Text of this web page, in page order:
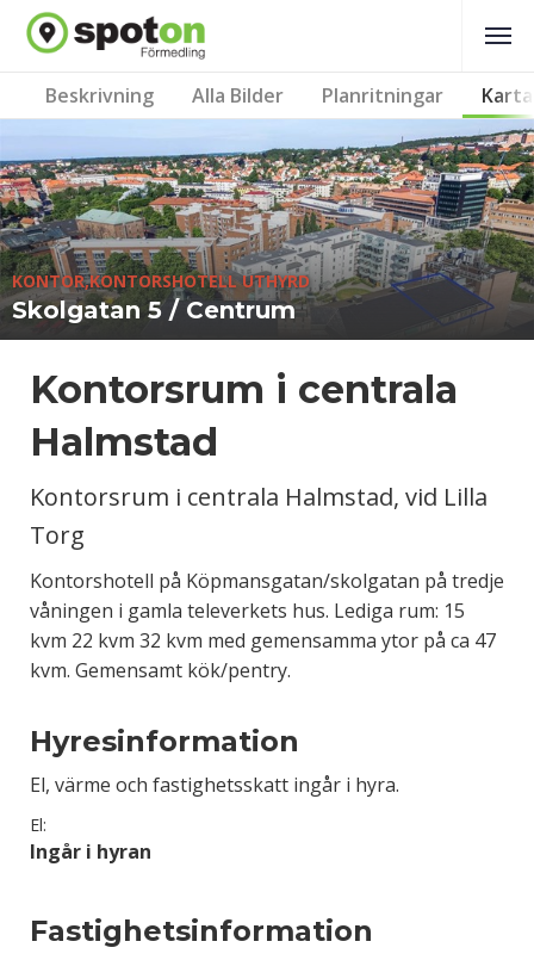
Beskrivning Alla Bilder Planritningar Karta
KONTOR,KONTORSHOTELL UTHYRD
Skolgatan 5 / Centrum
Kontorsrum i centrala
Halmstad
Kontorsrum i centrala Halmstad, vid Lilla
Torg
Kontorshotell på Köpmansgatan/skolgatan på tredje
våningen i gamla televerkets hus. Lediga rum: 15
kvm 22 kvm 32 kvm med gemensamma ytor på ca 47
kvm. Gemensamt kök/pentry.
Hyresinformation
El, värme och fastighetsskatt ingår i hyra.
El:
Ingår i hyran
Fastighetsinformation